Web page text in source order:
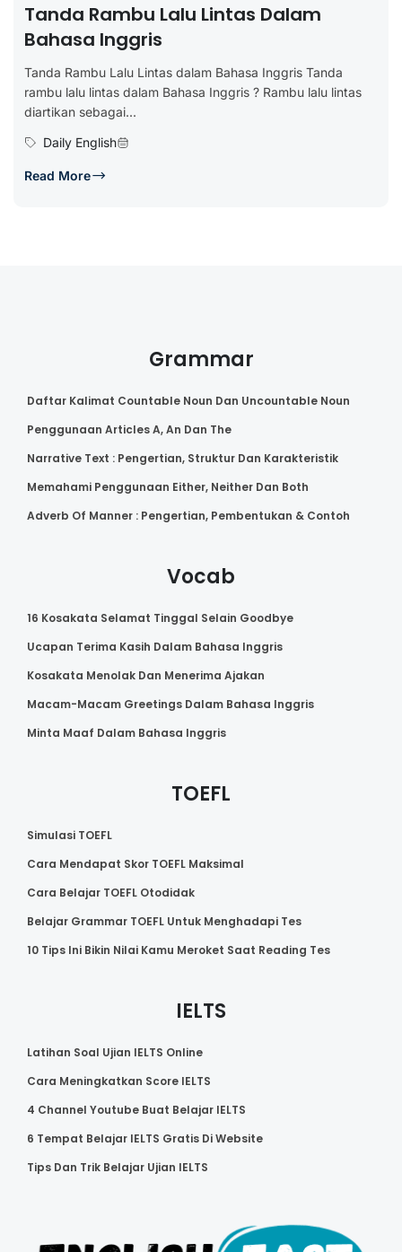
Tanda Rambu Lalu Lintas Dalam
Bahasa Inggris
Tanda Rambu Lalu Lintas dalam Bahasa Inggris Tanda
rambu lalu lintas dalam Bahasa Inggris ? Rambu lalu lintas
diartikan sebagai...
Daily English
Read More
Grammar
Daftar Kalimat Countable Noun Dan Uncountable Noun
Penggunaan Articles A, An Dan The
Narrative Text : Pengertian, Struktur Dan Karakteristik
Memahami Penggunaan Either, Neither Dan Both
Adverb Of Manner : Pengertian, Pembentukan & Contoh
Vocab
16 Kosakata Selamat Tinggal Selain Goodbye
Ucapan Terima Kasih Dalam Bahasa Inggris
Kosakata Menolak Dan Menerima Ajakan
Macam-Macam Greetings Dalam Bahasa Inggris
Minta Maaf Dalam Bahasa Inggris
TOEFL
Simulasi TOEFL
Cara Mendapat Skor TOEFL Maksimal
Cara Belajar TOEFL Otodidak
Belajar Grammar TOEFL Untuk Menghadapi Tes
10 Tips Ini Bikin Nilai Kamu Meroket Saat Reading Tes
IELTS
Latihan Soal Ujian IELTS Online
Cara Meningkatkan Score IELTS
4 Channel Youtube Buat Belajar IELTS
6 Tempat Belajar IELTS Gratis Di Website
Tips Dan Trik Belajar Ujian IELTS